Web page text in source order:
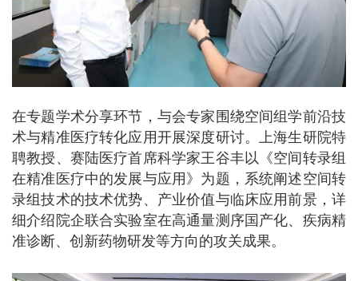
在专题学术分享环节，与会专家围绕空间组学前沿技
术与精准医疗转化应用开展深度研讨。上海生研院特
聘教授、赛陆医疗首席科学家王谷丰以《空间转录组
在精准医疗中的发展与应用》为题，系统阐述空间转
录组技术的技术优势、产业价值与临床应用前景，详
细介绍院企联合实验室在高通量测序国产化、疾病精
准诊断、创新药物研发等方向的攻关成果。